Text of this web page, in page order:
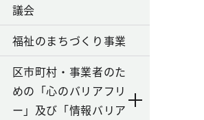
議会
福祉のまちづくり事業
区市町村・事業者のた
めの「心のバリアフリ
ー」及び「情報バリア